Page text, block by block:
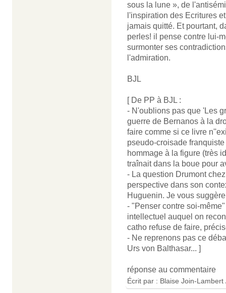
sous la lune », de
l'inspiration des Ecritures
jamais quitté. Et pourtant,
perles! il pense contre lui-
surmonter ses
l'admiration.
BJL
[ De PP à BJL :
- N'oublions pas que 'Les
guerre de Bernanos à la
faire comme si ce livre
pseudo-croisade
hommage à la figure (très
traînait dans la boue pour
- La question Drumont
perspective dans son
Huguenin. Je vous
- "Penser contre soi-
intellectuel auquel on
catho refuse de faire,
- Ne reprenons pas ce
Urs von Balthasar... ]
réponse au commentaire
Écrit par : Blaise Join-Lambert